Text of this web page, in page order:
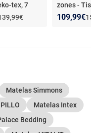
tex, 7
prix :
prix :
de :
zones -
Nouveau
109,99€
Matelas Simmons
Matelas Intex
Bedding